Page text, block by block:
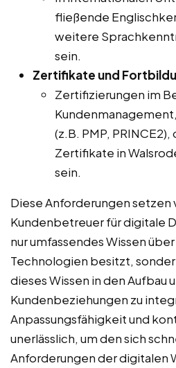
fließende
weitere
sein.
Zertifikate und
Zertifizierungen im
(z.B. PMP,
Zertifikate in
sein.
Diese Anforderungen setzen
Kundenbetreuer für digitale
nur umfassendes Wissen
Technologien besitzt,
dieses Wissen in den Aufbau
Kundenbeziehungen zu
Anpassungsfähigkeit und
unerlässlich, um den sich
Anforderungen der digitalen